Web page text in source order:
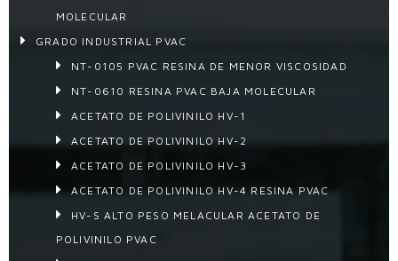
MOLECULAR
GRADO INDUSTRIAL PVAC
NT-0105 PVAC RESINA DE MENOR VISCOSIDAD
NT-0610 RESINA PVAC BAJA MOLECULAR
ACETATO DE POLIVINILO HV-1
ACETATO DE POLIVINILO HV-2
ACETATO DE POLIVINILO HV-3
ACETATO DE POLIVINILO HV-4 RESINA PVAC
HV-S ALTO PESO MELACULAR ACETATO DE
POLIVINILO PVAC